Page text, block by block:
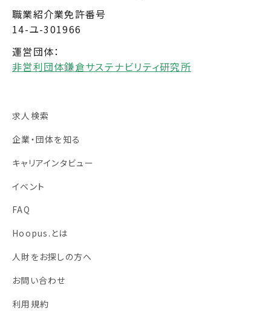
職業紹介業免許番号
14-ユ-301966
運営団体：
非営利団体鎌倉サステナビリティ研究所
求人検索
企業・団体を知る
キャリアインタビュー
イベント
FAQ
Hoopus.とは
人財をお探しの方へ
お問い合わせ
利用規約